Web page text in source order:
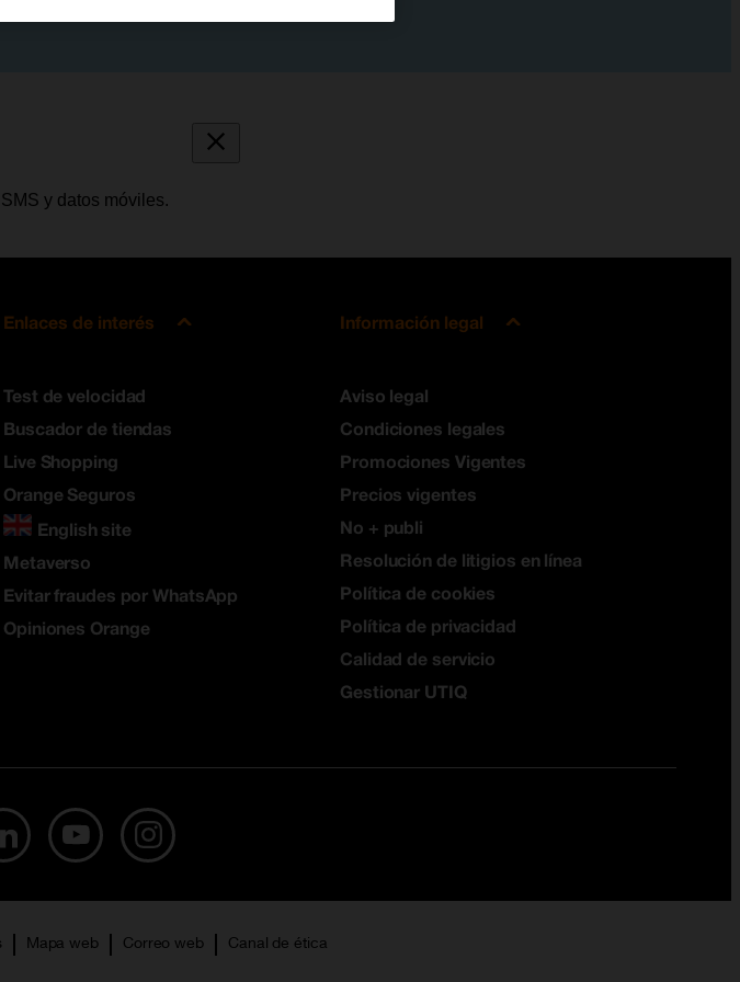
y datos móviles.
Enlaces de interés
Test de velocidad
Buscador de tiendas
Live Shopping
Orange Seguros
English site
Metaverso
Evitar fraudes por WhatsApp
Opiniones Orange
Información legal
Aviso legal
Condiciones legales
Promociones Vigentes
Precios vigentes
No + publi
Resolución de litigios en línea
Política de cookies
Política de privacidad
Calidad de servicio
Gestionar UTIQ
Mapa web Correo web Canal de ética